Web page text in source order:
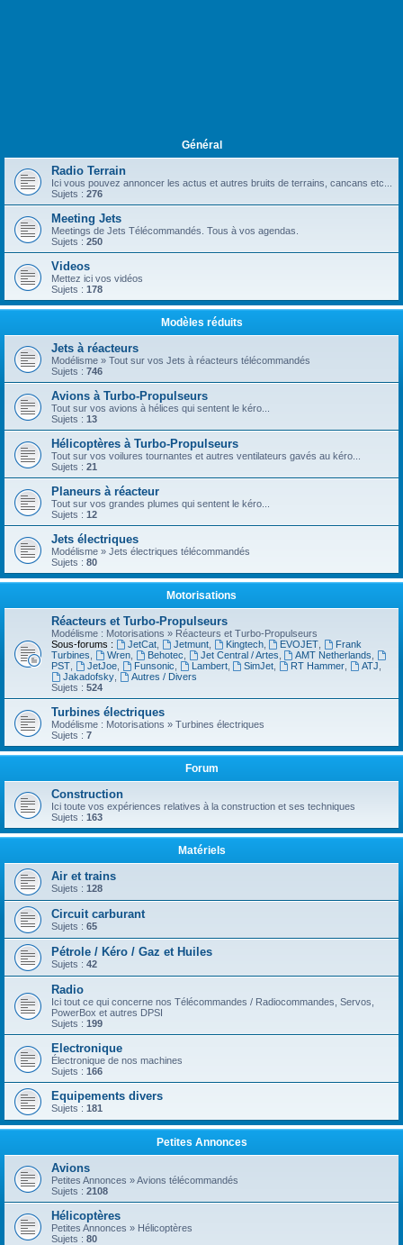
Général
Radio Terrain
Ici vous pouvez annoncer les actus et autres bruits de terrains, cancans etc...
Sujets : 276
Meeting Jets
Meetings de Jets Télécommandés. Tous à vos agendas.
Sujets : 250
Videos
Mettez ici vos vidéos
Sujets : 178
Modèles réduits
Jets à réacteurs
Modélisme » Tout sur vos Jets à réacteurs télécommandés
Sujets : 746
Avions à Turbo-Propulseurs
Tout sur vos avions à hélices qui sentent le kéro...
Sujets : 13
Hélicoptères à Turbo-Propulseurs
Tout sur vos voilures tournantes et autres ventilateurs gavés au kéro...
Sujets : 21
Planeurs à réacteur
Tout sur vos grandes plumes qui sentent le kéro...
Sujets : 12
Jets électriques
Modélisme » Jets électriques télécommandés
Sujets : 80
Motorisations
Réacteurs et Turbo-Propulseurs
Modélisme : Motorisations » Réacteurs et Turbo-Propulseurs
Sous-forums :
JetCat, Jetmunt, Kingtech, EVOJET
Frank
Turbines
Wren, Behotec Jet Central / Artes AMT Netherlands
PST
JetJoe, Funsonic Lambert, SimJet RT Hammer ATJ
Jakadofsky,
Autres / Divers
Sujets : 524
Turbines électriques
Modélisme : Motorisations » Turbines électriques
Sujets : 7
Forum
Construction
Ici toute vos expériences relatives à la construction et ses techniques
Sujets : 163
Matériels
Air et trains
Sujets : 128
Circuit carburant
Sujets : 65
Pétrole / Kéro / Gaz et Huiles
Sujets : 42
Radio
Ici tout ce qui concerne nos Télécommandes / Radiocommandes, Servos,
PowerBox et autres DPSI
Sujets : 199
Electronique
Électronique de nos machines
Sujets : 166
Equipements divers
Sujets : 181
Petites Annonces
Avions
Petites Annonces » Avions télécommandés
Sujets : 2108
Hélicoptères
Petites Annonces » Hélicoptères
Sujets : 80